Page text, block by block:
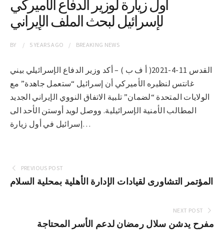
لإسرائيل لبحث الملف الإيراني
BY 5 YEARSAGO BREAKING NEWS
القدس 11-4-2021( أ ف ب ) – أكد وزير الدفاع الإسرائيلي بيني
غانتس لنظيره الأميركي أن إسرائيل “ستعمل جاهدة” مع
الولايات المتحدة “لضمان” تلبية الاتفاق النووي الإيراني الجديد
المطالب الأمنية الإسرائيلية. ووصل لويد أوستن الأحد الى
إسرائيل في أول زيارة…
PREVIOUS POST
المؤتمر التشاورى لقيادات الإدارة الأهلية بمحلية السلام
NEXT POST
مفرح يدشن سلال رمضان لدعم الأسر المحتاجة